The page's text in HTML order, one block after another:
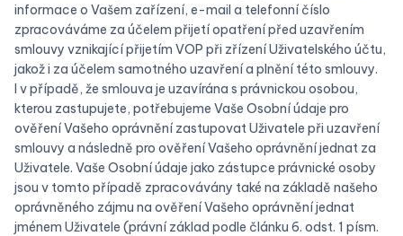
informace o Vašem zařízení, e-mail a telefonní číslo
zpracováváme za účelem přijetí opatření před uzavřením
smlouvy vznikající přijetím VOP při zřízení Uživatelského účtu,
jakož i za účelem samotného uzavření a plnění této smlouvy.
I v případě, že smlouva je uzavírána s právnickou osobou,
kterou zastupujete, potřebujeme Vaše Osobní údaje pro
ověření Vašeho oprávnění zastupovat Uživatele při uzavření
smlouvy a následně pro ověření Vašeho oprávnění jednat za
Uživatele. Vaše Osobní údaje jako zástupce právnické osoby
jsou v tomto případě zpracovávány také na základě našeho
oprávněného zájmu na ověření Vašeho oprávnění jednat
jménem Uživatele (právní základ podle článku 6. odst. 1 písm.